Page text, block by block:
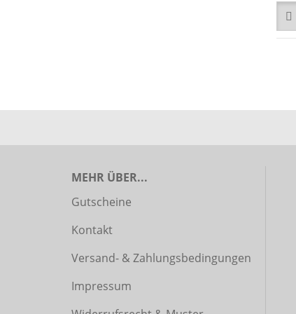
MEHR ÜBER...
Gutscheine
Kontakt
Versand- & Zahlungsbedingungen
Impressum